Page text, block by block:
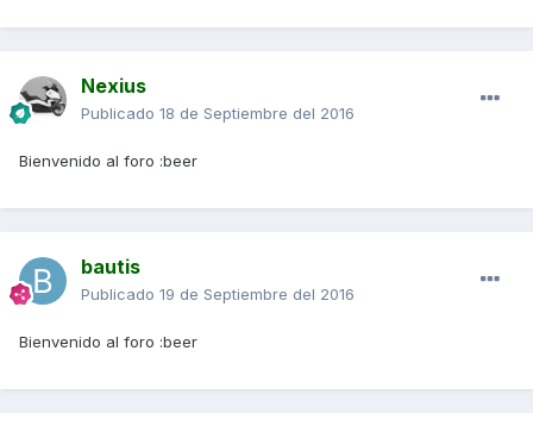
Nexius
Publicado 18 de Septiembre del 2016
Bienvenido al foro :beer
bautis
Publicado 19 de Septiembre del 2016
Bienvenido al foro :beer